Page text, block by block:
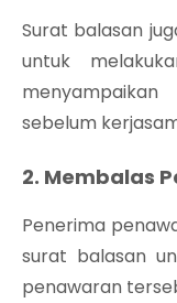
Surat balasan
untuk
sebelum
2. Membalas
Penerima
surat balasan
penawaran